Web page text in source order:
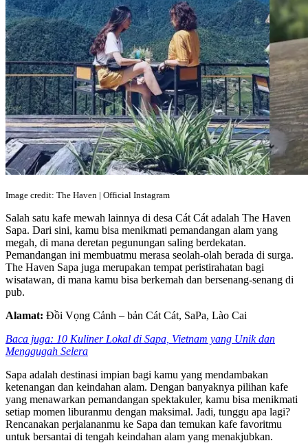
Image credit: The Haven | Official Instagram
Salah satu kafe mewah lainnya di desa Cát Cát adalah The Haven
Sapa. Dari sini, kamu bisa menikmati pemandangan alam yang
megah, di mana deretan pegunungan saling berdekatan.
Pemandangan ini membuatmu merasa seolah-olah berada di surga.
The Haven Sapa juga merupakan tempat peristirahatan bagi
wisatawan, di mana kamu bisa berkemah dan bersenang-senang di
pub.
Alamat: Đồi Vọng Cảnh – bản Cát Cát, SaPa, Lào Cai
Baca juga: 10 Kuliner Lokal di Sapa, Vietnam yang Unik dan
Menggugah Selera
Sapa adalah destinasi impian bagi kamu yang mendambakan
ketenangan dan keindahan alam. Dengan banyaknya pilihan kafe
yang menawarkan pemandangan spektakuler, kamu bisa menikmati
setiap momen liburanmu dengan maksimal. Jadi, tunggu apa lagi?
Rencanakan perjalananmu ke Sapa dan temukan kafe favoritmu
untuk bersantai di tengah keindahan alam yang menakjubkan.